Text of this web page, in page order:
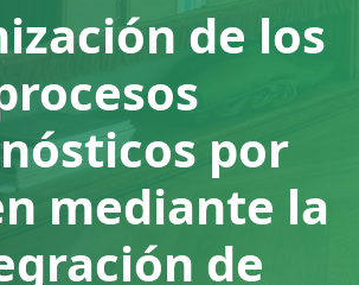
de los
por
mediante la
de